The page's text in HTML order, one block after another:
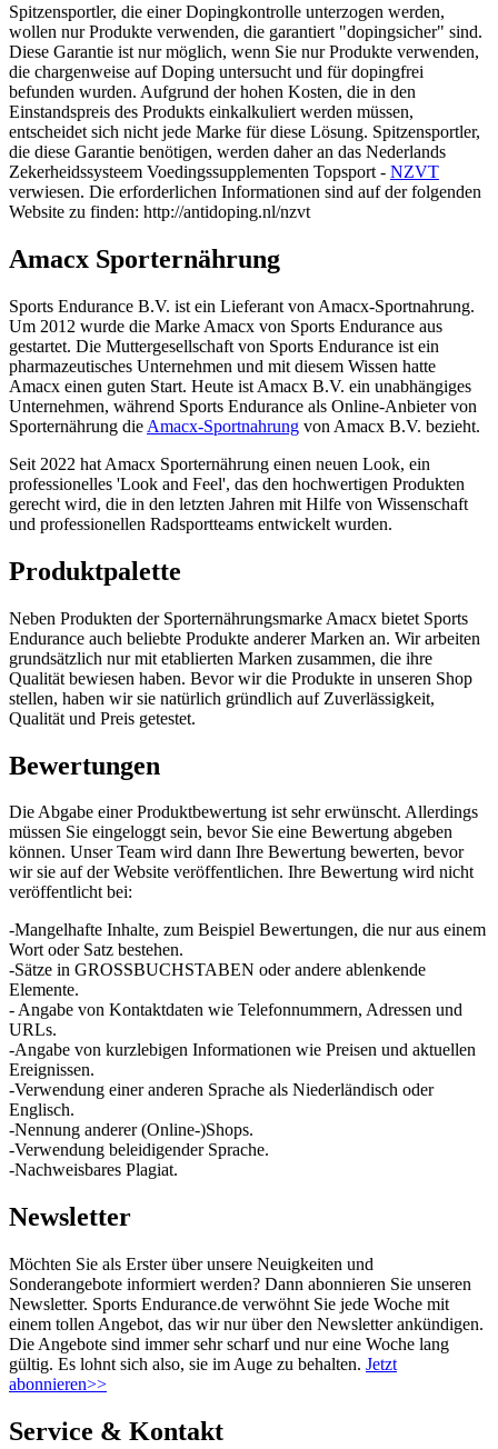
Spitzensportler, die einer Dopingkontrolle unterzogen werden,
wollen nur Produkte verwenden, die garantiert "dopingsicher" sind.
Diese Garantie ist nur möglich, wenn Sie nur Produkte verwenden,
die chargenweise auf Doping untersucht und für dopingfrei
befunden wurden. Aufgrund der hohen Kosten, die in den
Einstandspreis des Produkts einkalkuliert werden müssen,
entscheidet sich nicht jede Marke für diese Lösung. Spitzensportler,
die diese Garantie benötigen, werden daher an das Nederlands
Zekerheidssysteem Voedingssupplementen Topsport - NZVT
verwiesen. Die erforderlichen Informationen sind auf der folgenden
Website zu finden: http://antidoping.nl/nzvt
Amacx Sporternährung
Sports Endurance B.V. ist ein Lieferant von Amacx-Sportnahrung.
Um 2012 wurde die Marke Amacx von Sports Endurance aus
gestartet. Die Muttergesellschaft von Sports Endurance ist ein
pharmazeutisches Unternehmen und mit diesem Wissen hatte
Amacx einen guten Start. Heute ist Amacx B.V. ein unabhängiges
Unternehmen, während Sports Endurance als Online-Anbieter von
Sporternährung die Amacx-Sportnahrung von Amacx B.V. bezieht.
Seit 2022 hat Amacx Sporternährung einen neuen Look, ein
professionelles 'Look and Feel', das den hochwertigen Produkten
gerecht wird, die in den letzten Jahren mit Hilfe von Wissenschaft
und professionellen Radsportteams entwickelt wurden.
Produktpalette
Neben Produkten der Sporternährungsmarke Amacx bietet Sports
Endurance auch beliebte Produkte anderer Marken an. Wir arbeiten
grundsätzlich nur mit etablierten Marken zusammen, die ihre
Qualität bewiesen haben. Bevor wir die Produkte in unseren Shop
stellen, haben wir sie natürlich gründlich auf Zuverlässigkeit,
Qualität und Preis getestet.
Bewertungen
Die Abgabe einer Produktbewertung ist sehr erwünscht. Allerdings
müssen Sie eingeloggt sein, bevor Sie eine Bewertung abgeben
können. Unser Team wird dann Ihre Bewertung bewerten, bevor
wir sie auf der Website veröffentlichen. Ihre Bewertung wird nicht
veröffentlicht bei:
-Mangelhafte Inhalte, zum Beispiel Bewertungen, die nur aus einem
Wort oder Satz bestehen.
-Sätze in GROSSBUCHSTABEN oder andere ablenkende
Elemente.
- Angabe von Kontaktdaten wie Telefonnummern, Adressen und
URLs.
-Angabe von kurzlebigen Informationen wie Preisen und aktuellen
Ereignissen.
-Verwendung einer anderen Sprache als Niederländisch oder
Englisch.
-Nennung anderer (Online-)Shops.
-Verwendung beleidigender Sprache.
-Nachweisbares Plagiat.
Newsletter
Möchten Sie als Erster über unsere Neuigkeiten und
Sonderangebote informiert werden? Dann abonnieren Sie unseren
Newsletter. Sports Endurance.de verwöhnt Sie jede Woche mit
einem tollen Angebot, das wir nur über den Newsletter ankündigen.
Die Angebote sind immer sehr scharf und nur eine Woche lang
gültig. Es lohnt sich also, sie im Auge zu behalten. Jetzt
abonnieren>>
Service & Kontakt